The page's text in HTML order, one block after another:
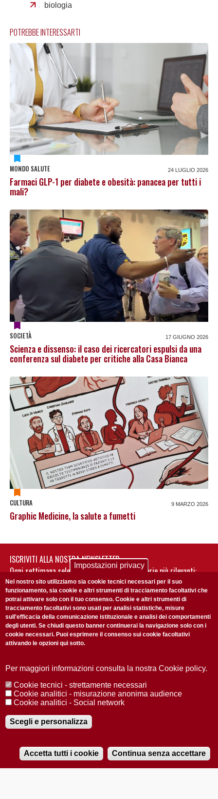
Audio
biologia
POTREBBE INTERESSARTI
MONDO SALUTE 24 LUGLIO 2026
Farmaci GLP-1 per diabete e obesità: panacea per tutti i
mali?
SOCIETÀ 17 GIUGNO 2026
Scienza e dissenso: il caso dei ricercatori espulsi da una
conferenza sul diabete per critiche alla Casa Bianca
CULTURA 9 MARZO 2026
Graphic Medicine, la salute a fumetti
ISCRIVITI ALLA NOSTRA NEWSLETTER
Ogni settimana selezioniamo per te nostre storie più rilevanti:
non perderti gli aggiornamenti della nostra newsletter
Accetto laPrivacy Policy
Redazione Copyright Privacy
Area stampa
© 2025 Università di Padova
Registrazione presso il Tribunale di Padova n. 2097/2012 del 18 giugno
2012
Impostazioni privacy
Nel nostro sito utilizziamo sia cookie tecnici necessari per il suo
funzionamento, sia cookie e altri strumenti di tracciamento facoltativi che
potrai attivare solo con il tuo consenso. Cookie e altri strumenti di
tracciamento facoltativi sono usati per analisi statistiche, misure
sull'efficacia della comunicazione istituzionale e analisi dei comportamenti
degli utenti. Se chiudi questo banner continuerai la navigazione solo con i
cookie necessari. Puoi esprimere il consenso sui cookie facoltativi
attivando le opzioni qui sotto.
Per maggiori informazioni consulta la nostra Cookie policy.
Cookie tecnici - strettamente necessari
Cookie analitici - misurazione anonima audience
Cookie analitici - Social network
Scegli e personalizza
Accetta tutti i cookie Continua senza accettare